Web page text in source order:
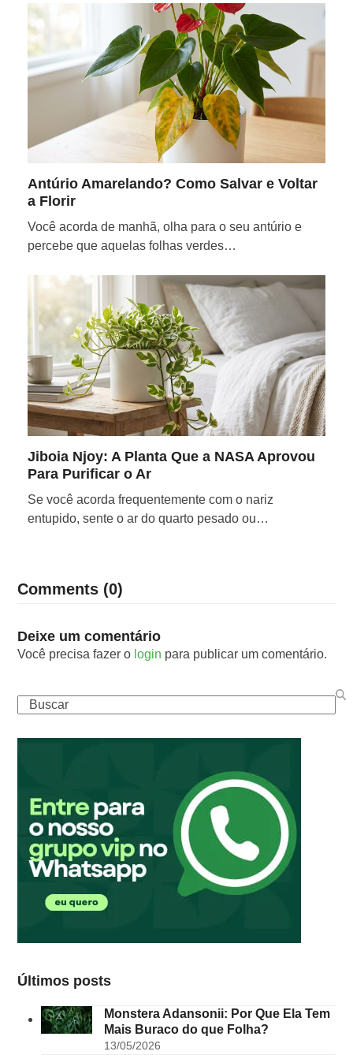
Antúrio Amarelando? Como Salvar e Voltar
a Florir
Você acorda de manhã, olha para o seu antúrio e
percebe que aquelas folhas verdes…
Jiboia Njoy: A Planta Que a NASA Aprovou
Para Purificar o Ar
Se você acorda frequentemente com o nariz
entupido, sente o ar do quarto pesado ou…
Comments (0)
Deixe um comentário
Você precisa fazer o login para publicar um comentário.
Buscar
Últimos posts
Monstera Adansonii: Por Que Ela Tem
Mais Buraco do que Folha?
13/05/2026